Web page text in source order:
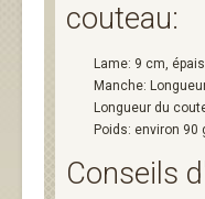
couteau:
Lame: 9 cm,
Manche:
Longueur du
Poids: environ 90
Conseils